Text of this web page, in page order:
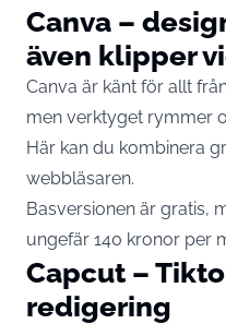
Canva –
även klipper
Canva är känt för allt
men verktyget rymmer
Här kan du kombinera
webbläsaren.
Basversionen är gratis,
ungefär 140 kronor per
Capcut –
redigering